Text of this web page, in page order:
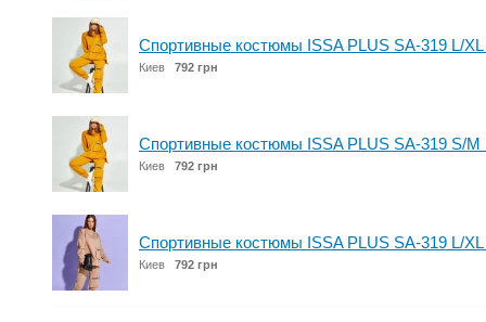
Спортивные костюмы ISSA PLUS SA-319 L/XL
Киев 792 грн
Спортивные костюмы ISSA PLUS SA-319 S/M
Киев 792 грн
Спортивные костюмы ISSA PLUS SA-319 L/
Киев 792 грн